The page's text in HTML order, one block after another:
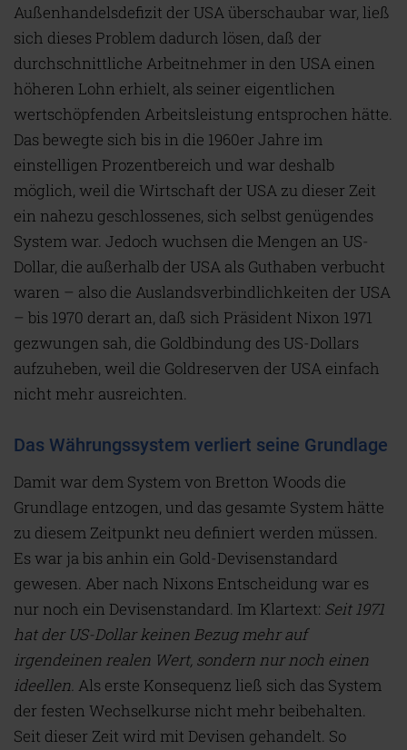
Außenhandelsdefizit der USA überschaubar war, ließ
sich dieses Problem dadurch lösen, daß der
durchschnittliche Arbeitnehmer in den USA einen
höheren Lohn erhielt, als seiner eigentlichen
wertschöpfenden Arbeitsleistung entsprochen hätte.
Das bewegte sich bis in die 1960er Jahre im
einstelligen Prozentbereich und war deshalb
möglich, weil die Wirtschaft der USA zu dieser Zeit
ein nahezu geschlossenes, sich selbst genügendes
System war. Jedoch wuchsen die Mengen an US-
Dollar, die außerhalb der USA als Guthaben verbucht
waren – also die Auslandsverbindlichkeiten der USA
– bis 1970 derart an, daß sich Präsident Nixon 1971
gezwungen sah, die Goldbindung des US-Dollars
aufzuheben, weil die Goldreserven der USA einfach
nicht mehr ausreichten.
Das Währungssystem verliert seine Grundlage
Damit war dem System von Bretton Woods die
Grundlage entzogen, und das gesamte System hätte
zu diesem Zeitpunkt neu definiert werden müssen.
Es war ja bis anhin ein Gold-Devisenstandard
gewesen. Aber nach Nixons Entscheidung war es
nur noch ein Devisenstandard. Im Klartext: Seit 1971
hat der US-Dollar keinen Bezug mehr auf
irgendeinen realen Wert, sondern nur noch einen
ideellen. Als erste Konsequenz ließ sich das System
der festen Wechselkurse nicht mehr beibehalten.
Seit dieser Zeit wird mit Devisen gehandelt. So